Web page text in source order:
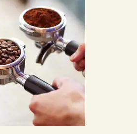
darà un risultato in tazza
macinatura fine darà un risultato
La macchina da caffè
macinatura molto fine,
da caffè italiana
Moka richiede una macinatura
fine. Le macchine da caffè a
una macinatura medio-fine
a pistone o slow coffee
macinatura piuttosto grossa.
tazzina di caffè, si usano 7
o in grani, ma si può
in base ai propri gusti.